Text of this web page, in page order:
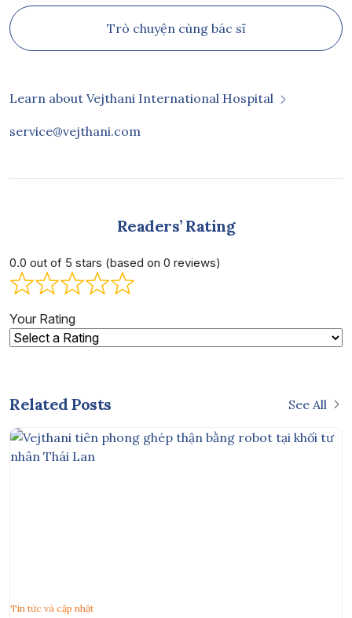
Trò chuyện cùng bác sĩ
Learn about Vejthani International Hospital
service@vejthani.com
Readers’ Rating
0.0 out of 5 stars (based on 0 reviews)
Your Rating
Related Posts See All
Tin tức và cập nhật